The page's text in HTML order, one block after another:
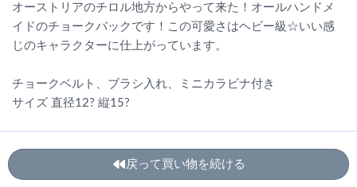
オーストリアのチロル地方からやって来た！オールハンドメ
イドのチョークバックです！この可愛さはヘビー級☆いい感
じのキャラクターに仕上がっています。
チョークベルト、ブラシ入れ、ミニカラビナ付き
サイズ 直径12? 縦15?
戻って買い物を続ける